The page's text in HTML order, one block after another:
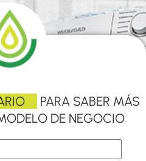
PARA SABER MÁS
DE NEGOCIO